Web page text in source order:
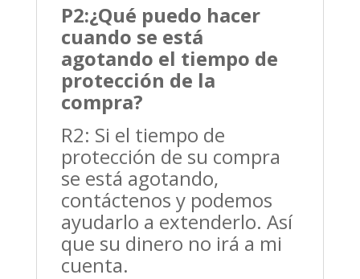
P2:¿Qué puedo hacer
cuando se está
agotando el tiempo de
protección de la
compra?
R2: Si el tiempo de
protección de su compra
se está agotando,
contáctenos y podemos
ayudarlo a extenderlo. Así
que su dinero no irá a mi
cuenta.